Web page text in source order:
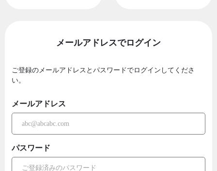
メールアドレスでログイン
ご登録のメールアドレスとパスワードでログインしてくださ
い。
メールアドレス
パスワード